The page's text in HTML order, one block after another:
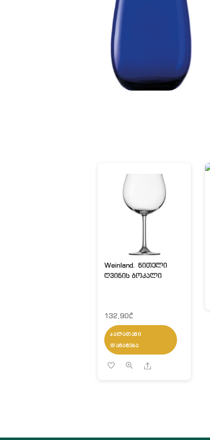
Weinland. წითელი
ღვინის ბოკალი
132,90₾
ᲙᲐᲚᲐᲗᲐᲨᲘ
ᲓᲐᲛᲐᲢᲔᲑᲐ
Share